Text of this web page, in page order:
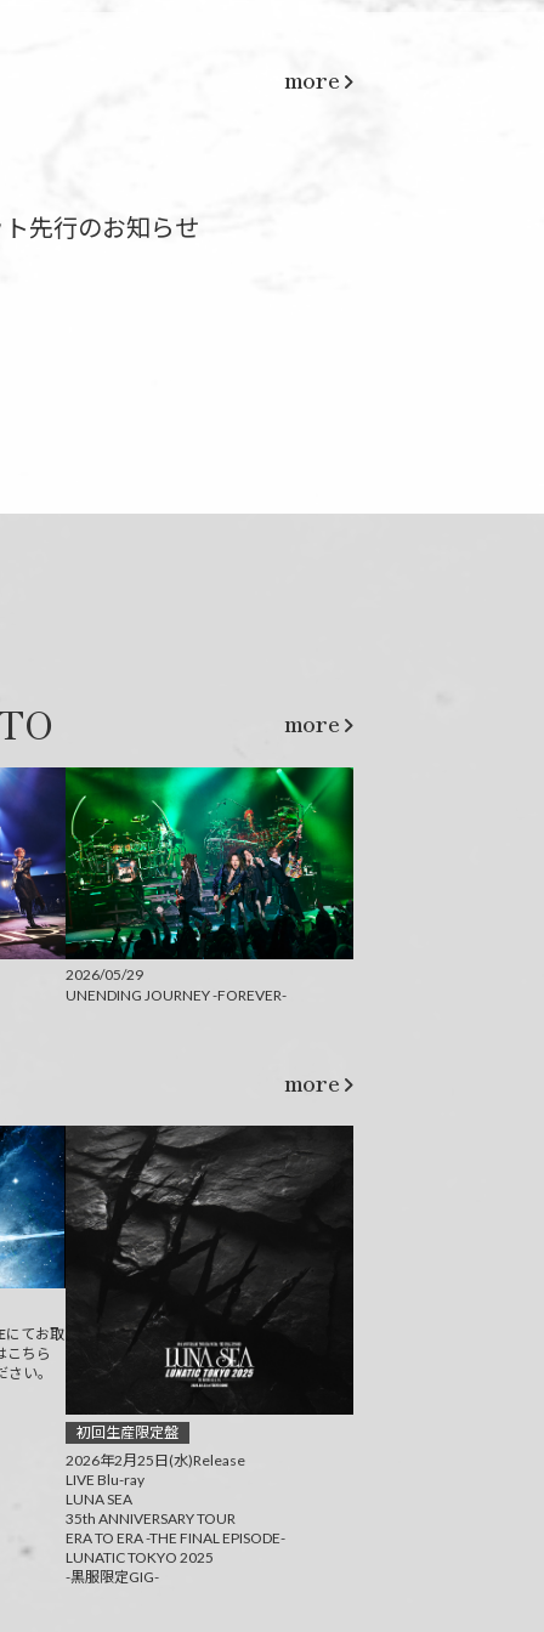
more
先行のお知らせ
more
2026/05/29
UNENDING JOURNEY -FOREVER-
more
にてお取
こちら
い。
初回生産限定盤
2026年2月25日(水)Release
LIVE Blu-ray
LUNA SEA
35th ANNIVERSARY TOUR
ERA TO ERA -THE FINAL EPISODE-
LUNATIC TOKYO 2025
-黒服限定GIG-